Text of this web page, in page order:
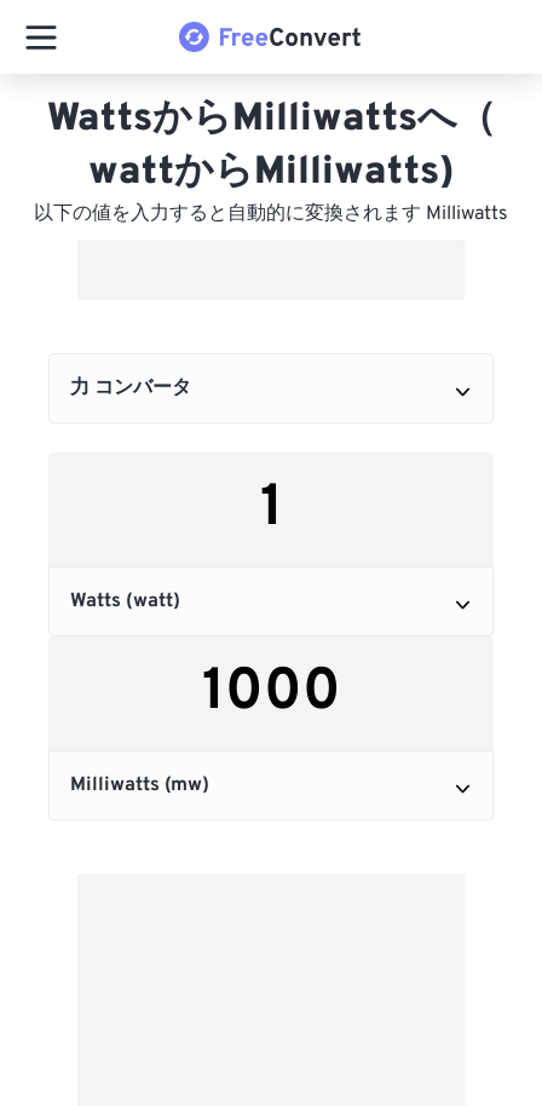
WattsからMilliwattsへ（
wattからMilliwatts)
以下の値を入力すると自動的に変換されます Milliwatts